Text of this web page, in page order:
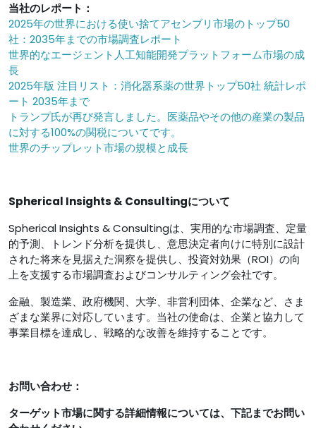
当社のレポート：
2025年の世界における使い捨てアセンブリ市場のトップ50
社：2035年までの市場調査レポート
世界的なエージェント人工知能開発プラットフォーム市場の成
長
2025年版 注目リスト：消化器系薬の世界トップ50社 統計レポ
ート 2035年まで
トランプ氏が再び発言しました。医薬品やその他の産業の製品
に対する100%の関税についてです。
世界のチップレット市場の規模と成長
Spherical Insights & Consultingについて
Spherical Insights & Consultingは、実用的な市場調査、定量
的予測、トレンド分析を提供し、意思決定者向けに特別に設計
された将来を見据えた洞察を提供し、投資対効果（ROI）の向
上を支援する市場調査およびコンサルティング会社です。
金融、製造業、政府機関、大学、非営利団体、企業など、さま
ざまな業界に対応しています。当社の使命は、企業と協力して
事業目標を達成し、戦略的な改善を維持することです。
お問い合わせ：
ターゲット市場に関する詳細情報については、下記までお問い